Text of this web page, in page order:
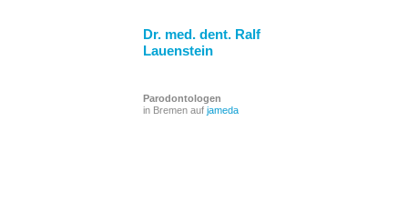
Dr. med. dent. Ralf
Lauenstein
Parodontologen
in Bremen auf jameda